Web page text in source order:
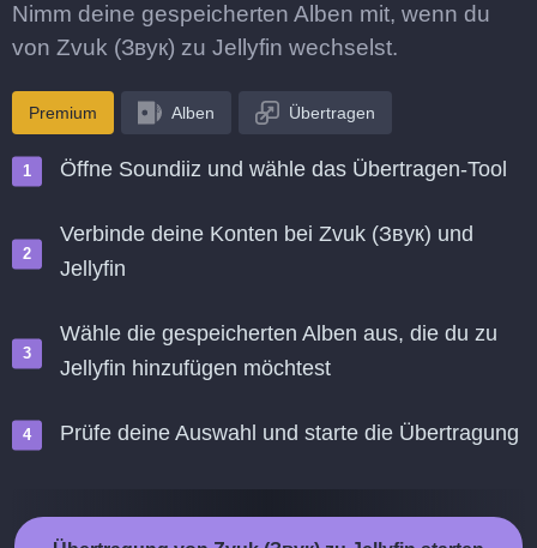
Nimm deine gespeicherten Alben mit, wenn du
von Zvuk (Звук) zu Jellyfin wechselst.
Premium Alben Übertragen
Öffne Soundiiz und wähle das Übertragen-Tool
Verbinde deine Konten bei Zvuk (Звук) und
Jellyfin
Wähle die gespeicherten Alben aus, die du zu
Jellyfin hinzufügen möchtest
Prüfe deine Auswahl und starte die Übertragung